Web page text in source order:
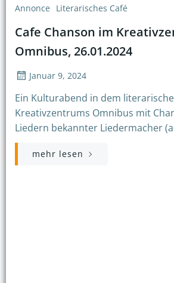
Annonce Literarisches Café
Cafe Chanson im
Omnibus, 26.01.2024
Januar 9, 2024
Ein Kulturabend in dem
Kreativzentrums Omnibus mit
Liedern bekannter Liedermacher
mehr lesen